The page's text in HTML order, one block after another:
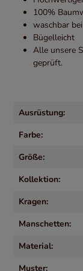
100%
waschbar
Bügelleicht
Alle unsere
geprüft.
Ausrüstung:
Farbe:
Größe:
Kollektion:
Kragen:
Manschetten:
Material:
Muster: